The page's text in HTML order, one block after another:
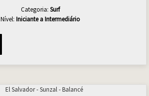
Categoria: Surf
Nível: Iniciante a Intermediário